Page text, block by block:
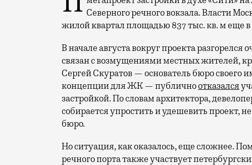
Северного речного вокзала. Власти
жилой квартал площадью 837 тыс. кв. м еще в
В начале августа вокруг проекта
связан с возмущениями местных жителей,
Сергей Скуратов — основатель бюро своего
концепции для ЖК — публичноотказался
застройкой. По словам архитектора,
собирается упростить и удешевить проект,
бюро.
Но ситуация, как оказалось, еще сложнее.
речного порта также участвует